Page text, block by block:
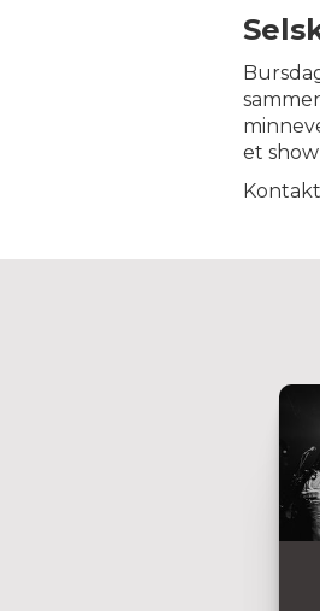
et